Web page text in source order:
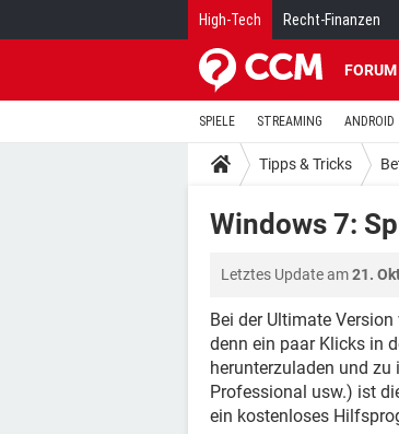
High-Tech Recht-Finanzen
FORUM
SPIELE STREAMING ANDROID
Tipps & Tricks
Windows 7:
Letztes Update am21.
Bei der Ultimate
denn ein paar Klicks in
herunterzuladen und zu
Professional usw.) ist
ein kostenloses